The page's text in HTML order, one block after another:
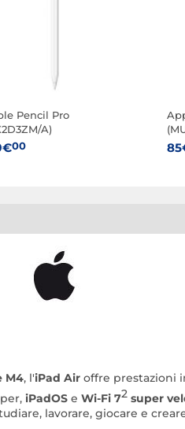
Pencil Pro
A)
00
M4, l'iPad Air offre prestazioni
iPadOS e Wi-Fi 72 super
lavorare, giocare e